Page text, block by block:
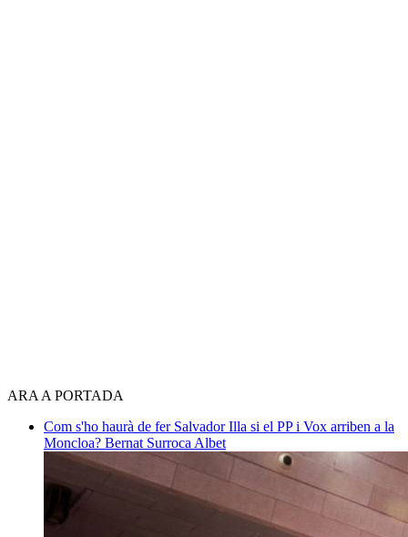
ARA A PORTADA
Com s'ho haurà de fer Salvador Illa si el PP i Vox arriben a la
Moncloa? Bernat Surroca Albet